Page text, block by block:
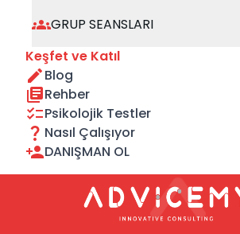
GRUP SEANSLARI
Keşfet ve Katıl
Blog
Rehber
Psikolojik Testler
Nasıl Çalışıyor
DANIŞMAN OL